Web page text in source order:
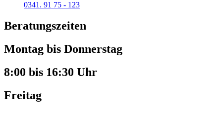
0341. 91 75 - 123
Beratungszeiten
Montag bis Donnerstag
8:00 bis 16:30 Uhr
Freitag